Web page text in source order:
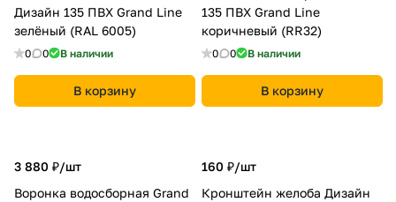
Дизайн 135 ПВХ Grand Line
зелёный (RAL 6005)
0 0 В наличии
В корзину
135 ПВХ Grand Line
коричневый (RR32)
0 0 В наличии
В корзину
3 880 ₽/шт
Воронка водосборная Grand
160 ₽/шт
Кронштейн желоба Дизайн